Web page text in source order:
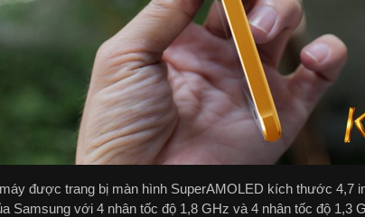
được trang bị màn hình SuperAMOLED kích thước 4,7
Samsung với 4 nhân tốc độ 1,8 GHz và 4 nhân tốc độ 1,3